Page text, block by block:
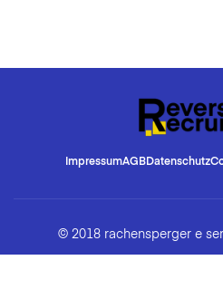
ImpressumAGBDatenschutz
© 2018 rachensperger e